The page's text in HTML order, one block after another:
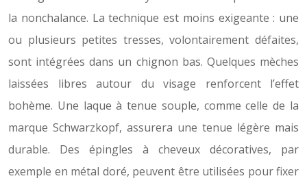
la nonchalance. La technique est moins exigeante : une
ou plusieurs petites tresses, volontairement défaites,
sont intégrées dans un chignon bas. Quelques mèches
laissées libres autour du visage renforcent l’effet
bohème. Une laque à tenue souple, comme celle de la
marque Schwarzkopf, assurera une tenue légère mais
durable. Des épingles à cheveux décoratives, par
exemple en métal doré, peuvent être utilisées pour fixer